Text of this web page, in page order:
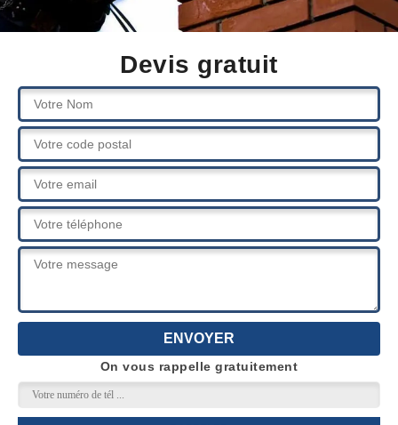
Devis gratuit
On vous rappelle gratuitement